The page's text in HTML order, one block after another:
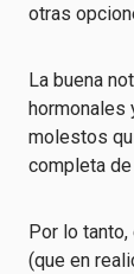
otras
La buena
hormonales
molestos
completa
Por lo
(que en